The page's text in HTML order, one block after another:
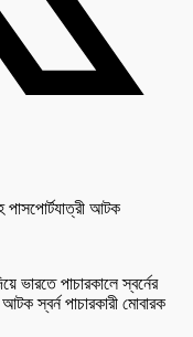
ভারতে পাচারকালে স্বর্নের
স্বর্ন পাচারকারী মোবারক